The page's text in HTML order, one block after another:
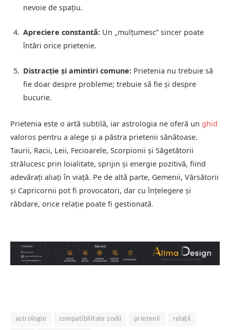
nevoie de spațiu.
Apreciere constantă: Un „mulțumesc” sincer poate
întări orice prietenie.
Distracție și amintiri comune: Prietenia nu trebuie să
fie doar despre probleme; trebuie să fie și despre
bucurie.
Prietenia este o artă subtilă, iar astrologia ne oferă un ghid
valoros pentru a alege și a păstra prietenii sănătoase.
Taurii, Racii, Leii, Fecioarele, Scorpionii și Săgetătorii
strălucesc prin loialitate, sprijin și energie pozitivă, fiind
adevărați aliați în viață. Pe de altă parte, Gemenii, Vărsătorii
și Capricornii pot fi provocatori, dar cu înțelegere și
răbdare, orice relație poate fi gestionată.
astrologie compatibilitate zodii prietenii relații